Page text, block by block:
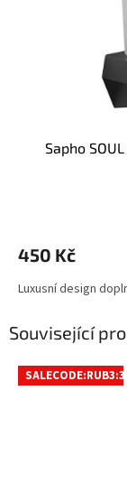
Související
Sapho
450 Kč
Luxusní design